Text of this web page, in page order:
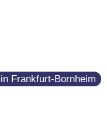
Frankfurt-Bornheim